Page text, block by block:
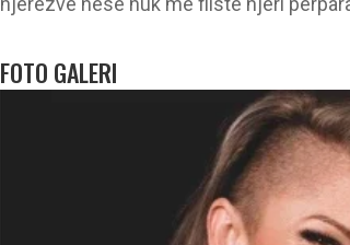
FOTO GALERI